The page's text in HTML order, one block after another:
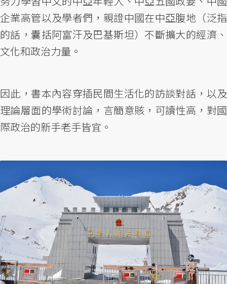
企業高管以及學者們，親證中國在中亞腹地（泛指
的話，囊括阿富汗及巴基斯坦）不斷擴大的經濟、
文化和政治力量。
因此，書本內容穿插民間生活化的訪談對話，以及
理論層面的學術討論，言簡意賅，可讀性高，對國
際政治的新手老手皆宜。